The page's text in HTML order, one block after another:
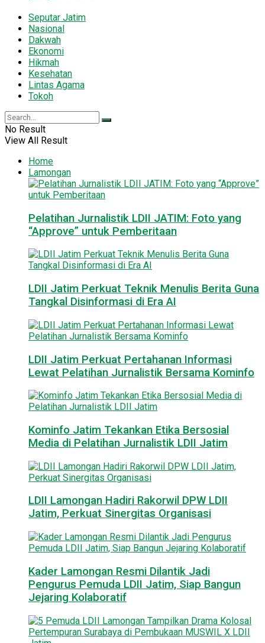
Seputar Jatim
Nasional
Dakwah
Ekonomi
Hikmah
Kesehatan
Lintas Agama
Tokoh
No Result
View All Result
Home
Lamongan
Pelatihan Jurnalistik LDII JATIM: Foto yang
“Approve” untuk Pemberitaan
LDII Jatim Perkuat Teknik Menulis Berita Guna
Tangkal Disinformasi di Era AI
LDII Jatim Perkuat Pertahanan Informasi
Lewat Pelatihan Jurnalistik Bersama Kominfo
Kominfo Jatim Tekankan Etika Bersosial
Media di Pelatihan Jurnalistik LDII Jatim
LDII Lamongan Hadiri Rakorwil DPW LDII
Jatim, Perkuat Sinergitas Organisasi
Kader Lamongan Resmi Dilantik Jadi
Pengurus Pemuda LDII Jatim, Siap Bangun
Jejaring Kolaboratif